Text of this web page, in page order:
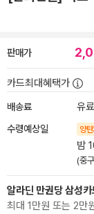
판매가
카드최대혜택가
배송료 유
수령예상일 양
밤
(중
알라딘 만권당 삼성
최대 1만원 또는 2